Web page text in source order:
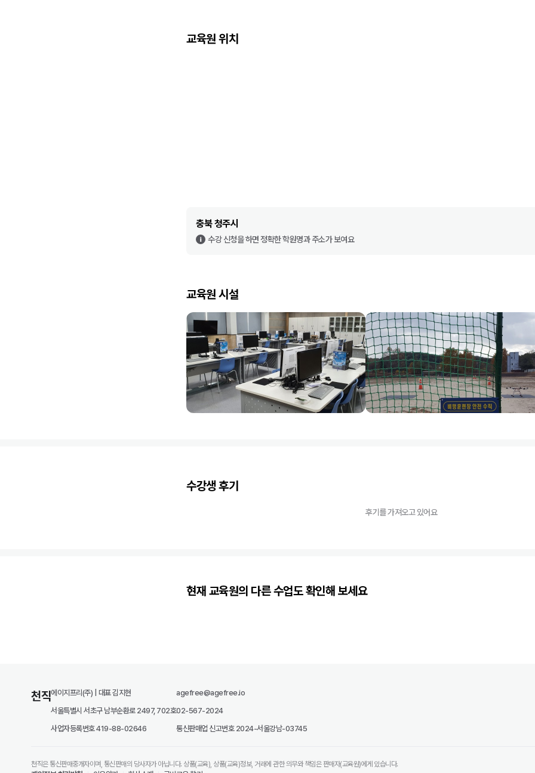
교육원 위치
충북 청주시
수강 신청을 하면 정확한 학원명과 주소가 보여요
교육원 시설
수강생 후기
후기를 가져오고 있어요
현재 교육원의 다른 수업도 확인해 보세요
수업이 마감되기 전에 신청하세요!
천직에이지프리(주) | 대표 김지현
서울특별시 서초구 남부순환로 2497, 702호
사업자등록번호 419-88-02646
agefree@agefree.io
02-567-2024
통신판매업 신고번호 2024-서울강남-03745
천직은 통신판매중개자이며, 통신판매의 당사자가 아닙니다. 상품(교육), 상품(교육)정보, 거래에 관한 의무와 책임은 판매자(교육원)에게 있습니다.